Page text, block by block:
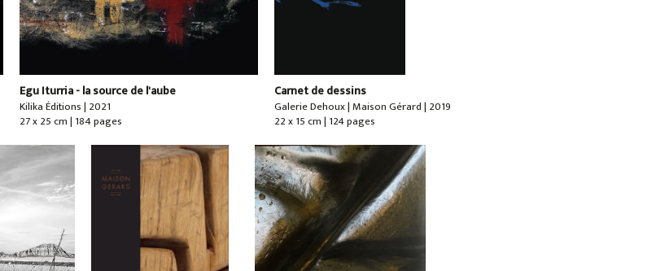
Egu Iturria - la source de l'aube
Kilika Éditions | 2021
27 x 25 cm | 184 pages
Carnet de dessins
Galerie Dehoux | Maison Gérard | 2019
22 x 15 cm | 124 pages